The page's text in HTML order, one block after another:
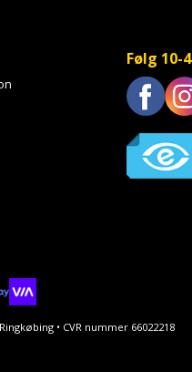
Følg 10-4
• CVR nummer 66022218